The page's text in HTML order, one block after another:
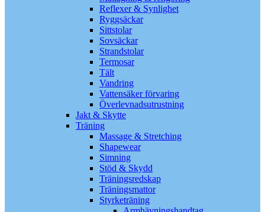
Reflexer & Synlighet
Ryggsäckar
Sittstolar
Sovsäckar
Strandstolar
Termosar
Tält
Vandring
Vattensäker förvaring
Överlevnadsutrustning
Jakt & Skytte
Träning
Massage & Stretching
Shapewear
Simning
Stöd & Skydd
Träningsredskap
Träningsmattor
Styrketräning